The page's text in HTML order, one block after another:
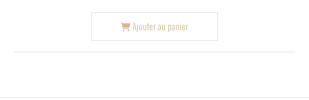
Ajouter au panier